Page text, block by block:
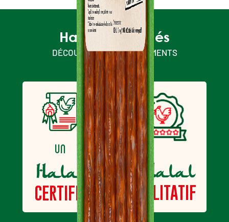
Énergie
1020 Kj
Matières Grasses
dont Acides Gras Saturés
4,2 g
Fibres alimentaires
Protéines
1,5 g
Halal & engagés
DÉCOUVREZ NOS ENGAGEMENTS
un
Halal
CERTIFIÉ
unHalal
QUALITATIF